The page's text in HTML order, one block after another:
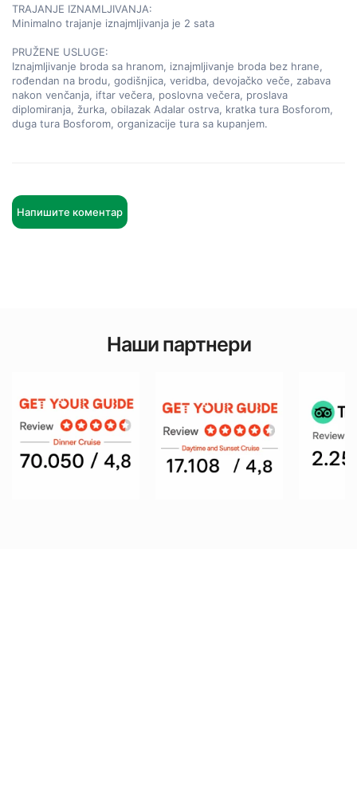
TRAJANJE IZNAMLJIVANJA:
Minimalno trajanje iznajmljivanja je 2 sata
PRUŽENE USLUGE:
Iznajmljivanje broda sa hranom, iznajmljivanje broda bez hrane,
rođendan na brodu, godišnjica, veridba, devojačko veče, zabava
nakon venčanja, iftar večera, poslovna večera, proslava
diplomiranja, žurka, obilazak Adalar ostrva, kratka tura Bosforom,
duga tura Bosforom, organizacije tura sa kupanjem.
Напишите коментар
Наши партнери